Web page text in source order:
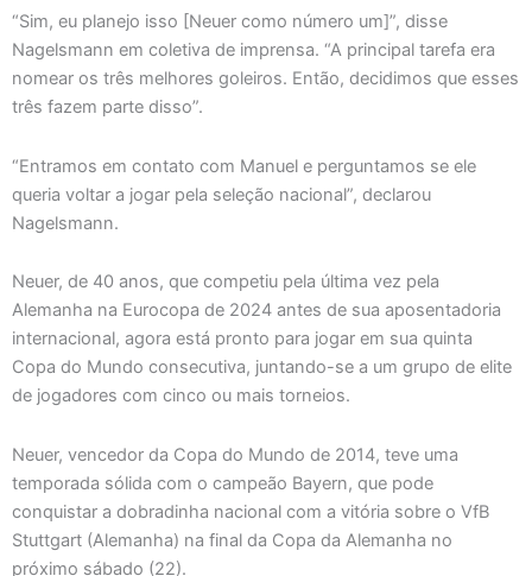
“Sim, eu planejo isso [Neuer como número um]”, disse
Nagelsmann em coletiva de imprensa. “A principal tarefa era
nomear os três melhores goleiros. Então, decidimos que esses
três fazem parte disso”.
“Entramos em contato com Manuel e perguntamos se ele
queria voltar a jogar pela seleção nacional”, declarou
Nagelsmann.
Neuer, de 40 anos, que competiu pela última vez pela
Alemanha na Eurocopa de 2024 antes de sua aposentadoria
internacional, agora está pronto para jogar em sua quinta
Copa do Mundo consecutiva, juntando-se a um grupo de elite
de jogadores com cinco ou mais torneios.
Neuer, vencedor da Copa do Mundo de 2014, teve uma
temporada sólida com o campeão Bayern, que pode
conquistar a dobradinha nacional com a vitória sobre o VfB
Stuttgart (Alemanha) na final da Copa da Alemanha no
próximo sábado (22).